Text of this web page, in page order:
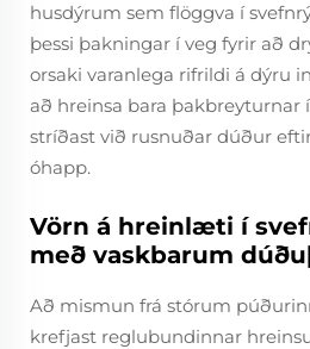
husdýrum sem flöggva í
þessi þakningar í veg fyrir að
orsaki varanlega rifrildi á dýru
að hreinsa bara þakbreyturnar
stríðast við rusnuðar dúður
óhapp.
Vörn á hreinlæti í
með vaskbarum
Að mismun frá stórum
krefjast reglubundinnar